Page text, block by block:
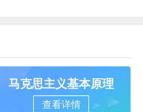
马克思主义基本原理
查看详情